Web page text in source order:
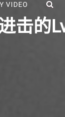
VIDEO
击的